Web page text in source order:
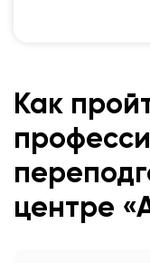
Как
центре